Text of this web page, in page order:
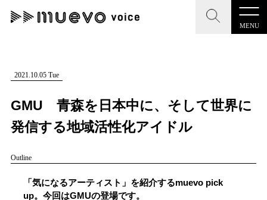
MENU
CLOSE
記事を検索する
人気ワード
#男性SSW #ポップス #女性SSW
CLOSE
"読者の声を形にする”音楽特化メディア
MENU
記事一覧
2021.10.05 Tue
GMU 青森を日本中に、そして世界に
発信する地域活性化アイドル
Outline
「気になるアーティスト」を紹介するmuevo pick
up。今回はGMUの登場です。